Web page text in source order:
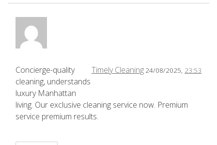
Timely Cleaning 24/08/2025, 23:53
Concierge-quality
cleaning, understands
luxury Manhattan
living. Our exclusive cleaning service now. Premium
service premium results.